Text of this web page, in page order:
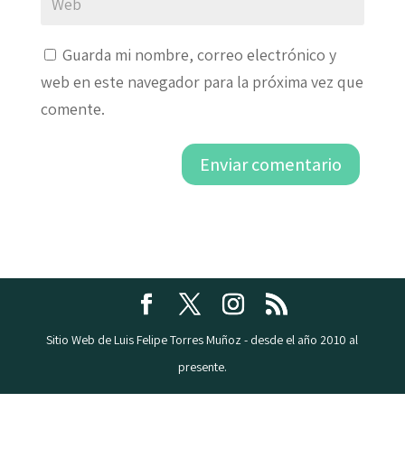
Guarda mi nombre, correo electrónico y
web en este navegador para la próxima vez que
comente.
Enviar comentario
Sitio Web de Luis Felipe Torres Muñoz - desde el año 2010 al
presente.